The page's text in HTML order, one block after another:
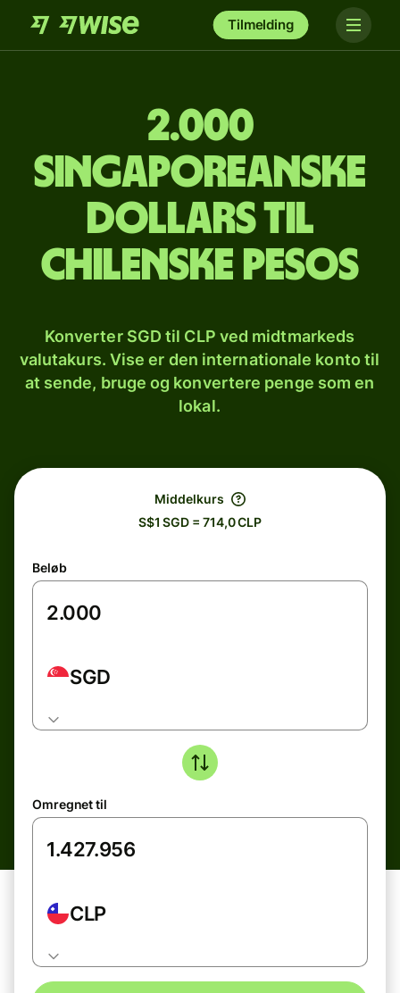
Tilmelding
2.000
singaporeanske
dollars til
chilenske pesos
Konverter SGD til CLP ved midtmarkeds
valutakurs. Vise er den internationale konto til
at sende, bruge og konvertere penge som en
lokal.
Middelkurs
S$1 SGD = 714,0 CLP
Beløb
SGD
Omregnet til
CLP